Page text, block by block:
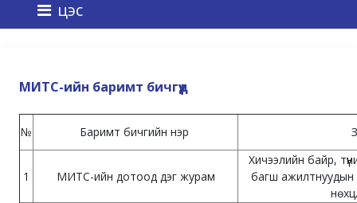
цэс
МИТС-ийн баримт бичгүүд
№ Баримт бичгийн нэр
1 МИТС-ийн дотоод дэг журам
Хичээлийн байр,
багш ажилтнуудын